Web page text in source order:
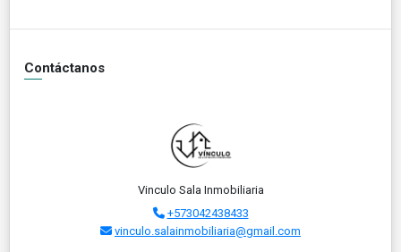
Contáctanos
Vinculo Sala Inmobiliaria
+573042438433
vinculo.salainmobiliaria@gmail.com